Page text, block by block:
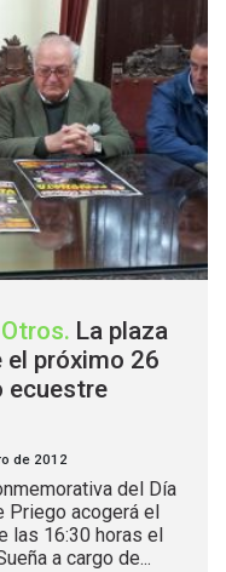
Otros. La plaza
próximo 26
ecuestre
de 2012
del Día
Priego acogerá el
las 16:30 horas el
a cargo de...